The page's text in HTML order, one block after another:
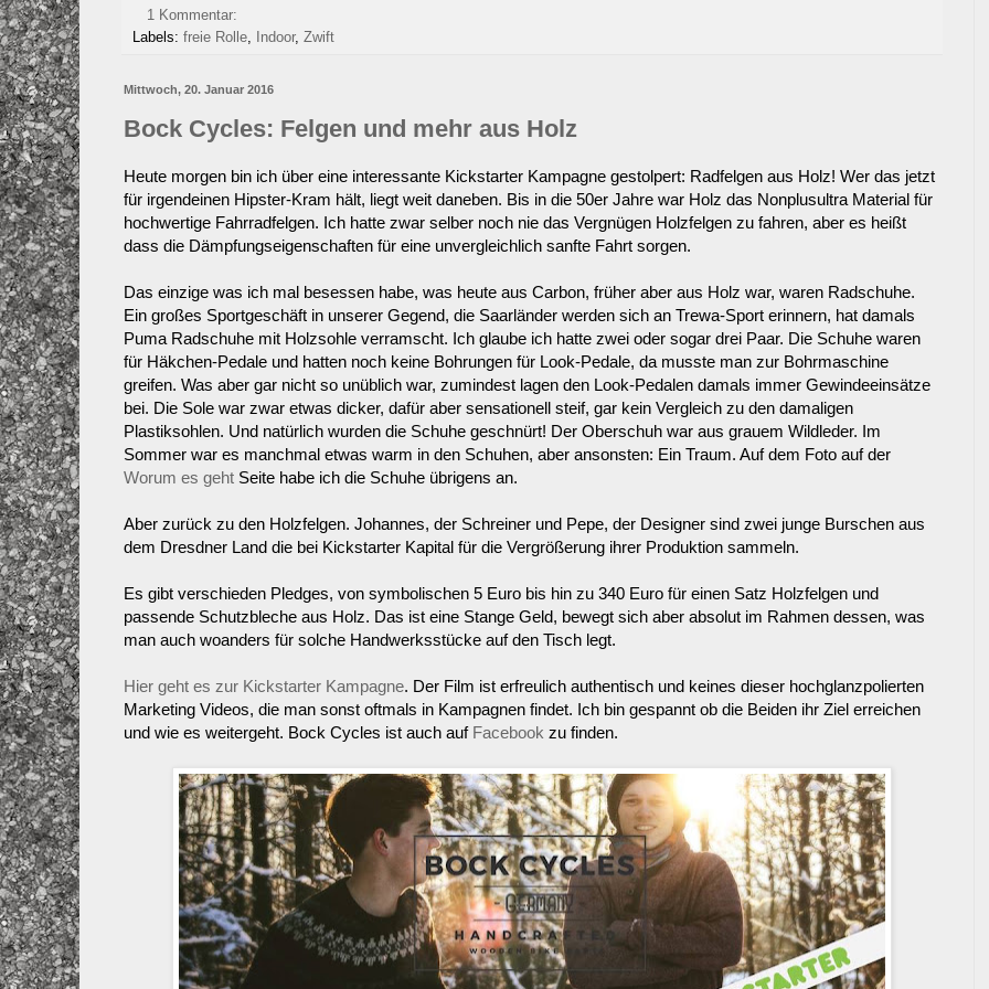
1 Kommentar:
Labels: freie Rolle, Indoor, Zwift
Mittwoch, 20. Januar 2016
Bock Cycles: Felgen und mehr aus Holz
Heute morgen bin ich über eine interessante Kickstarter Kampagne gestolpert: Radfelgen aus Holz! Wer das jetzt
für irgendeinen Hipster-Kram hält, liegt weit daneben. Bis in die 50er Jahre war Holz das Nonplusultra Material für
hochwertige Fahrradfelgen. Ich hatte zwar selber noch nie das Vergnügen Holzfelgen zu fahren, aber es heißt
dass die Dämpfungseigenschaften für eine unvergleichlich sanfte Fahrt sorgen.
Das einzige was ich mal besessen habe, was heute aus Carbon, früher aber aus Holz war, waren Radschuhe.
Ein großes Sportgeschäft in unserer Gegend, die Saarländer werden sich an Trewa-Sport erinnern, hat damals
Puma Radschuhe mit Holzsohle verramscht. Ich glaube ich hatte zwei oder sogar drei Paar. Die Schuhe waren
für Häkchen-Pedale und hatten noch keine Bohrungen für Look-Pedale, da musste man zur Bohrmaschine
greifen. Was aber gar nicht so unüblich war, zumindest lagen den Look-Pedalen damals immer Gewindeeinsätze
bei. Die Sole war zwar etwas dicker, dafür aber sensationell steif, gar kein Vergleich zu den damaligen
Plastiksohlen. Und natürlich wurden die Schuhe geschnürt! Der Oberschuh war aus grauem Wildleder. Im
Sommer war es manchmal etwas warm in den Schuhen, aber ansonsten: Ein Traum. Auf dem Foto auf der
Worum es geht Seite habe ich die Schuhe übrigens an.
Aber zurück zu den Holzfelgen. Johannes, der Schreiner und Pepe, der Designer sind zwei junge Burschen aus
dem Dresdner Land die bei Kickstarter Kapital für die Vergrößerung ihrer Produktion sammeln.
Es gibt verschieden Pledges, von symbolischen 5 Euro bis hin zu 340 Euro für einen Satz Holzfelgen und
passende Schutzbleche aus Holz. Das ist eine Stange Geld, bewegt sich aber absolut im Rahmen dessen, was
man auch woanders für solche Handwerksstücke auf den Tisch legt.
Hier geht es zur Kickstarter Kampagne. Der Film ist erfreulich authentisch und keines dieser hochglanzpolierten
Marketing Videos, die man sonst oftmals in Kampagnen findet. Ich bin gespannt ob die Beiden ihr Ziel erreichen
und wie es weitergeht. Bock Cycles ist auch auf Facebook zu finden.